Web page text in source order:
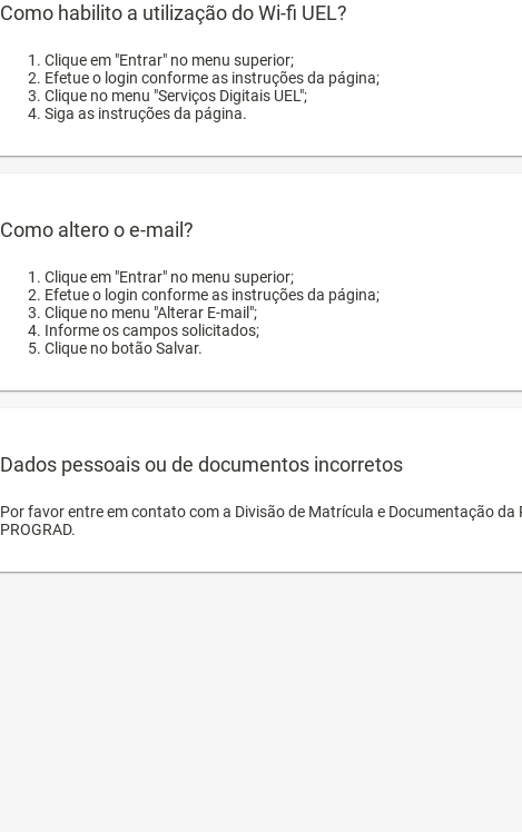
Como habilito a utilização do Wi-fi UEL?
Clique em "Entrar" no menu superior;
Efetue o login conforme as instruções da página;
Clique no menu "Serviços Digitais UEL";
Siga as instruções da página.
Como altero o e-mail?
Clique em "Entrar" no menu superior;
Efetue o login conforme as instruções da página;
Clique no menu "Alterar E-mail";
Informe os campos solicitados;
Clique no botão Salvar.
Dados pessoais ou de documentos incorretos
Por favor entre em contato com a Divisão de Matrícula e Documentação
PROGRAD.